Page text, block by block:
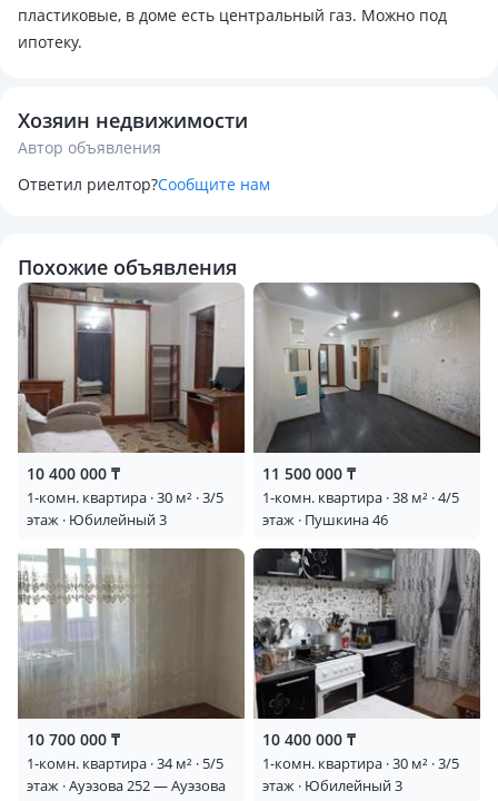
пластиковые, в доме есть центральный газ. Можно под
ипотеку.
Хозяин недвижимости
Автор объявления
Ответил риелтор?Сообщите нам
Похожие объявления
10 400 000 ₸
1-комн. квартира · 30 м² · 3/5
этаж · Юбилейный 3
11 500 000 ₸
1-комн. квартира · 38 м² · 4/5
этаж · Пушкина 46
10 700 000 ₸
1-комн. квартира · 34 м² · 5/5
этаж · Ауэзова 252 — Ауэзова
10 400 000 ₸
1-комн. квартира · 30 м² · 3/5
этаж · Юбилейный 3